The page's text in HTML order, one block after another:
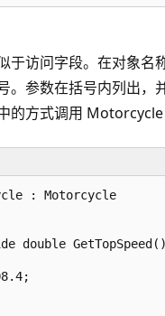
于访问字段。在对象名
。参数在括号内列出，
的方式调用 Motorcycle
: Motorcycle
double GetTopSpeed()